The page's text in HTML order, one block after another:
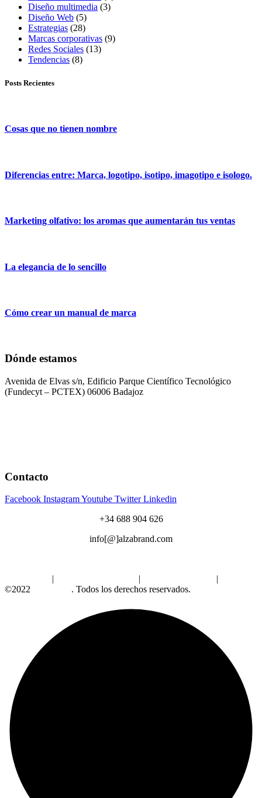
Diseño multimedia (3)
Diseño Web (5)
Estrategias (28)
Marcas corporativas (9)
Redes Sociales (13)
Tendencias (8)
Posts Recientes
Cosas que no tienen nombre
Diferencias entre: Marca, logotipo, isotipo, imagotipo e isologo.
Marketing olfativo: los aromas que aumentarán tus ventas
La elegancia de lo sencillo
Cómo crear un manual de marca
Dónde estamos
Avenida de Elvas s/n, Edificio Parque Científico Tecnológico
(Fundecyt – PCTEX) 06006 Badajoz
Contacto
Facebook InstagramYoutube Twitter Linkedin
+34 688 904 626
info[@]alzabrand.com
| |
|
©2022
. Todos los derechos reservados.